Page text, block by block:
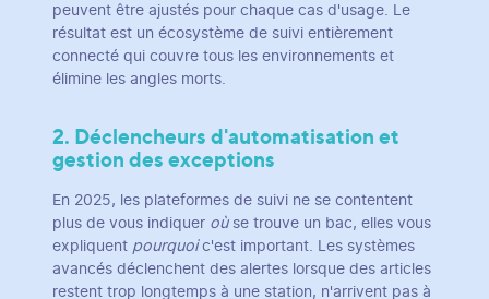
peuvent être ajustés pour chaque cas d'usage. Le
résultat est un écosystème de suivi entièrement
connecté qui couvre tous les environnements et
élimine les angles morts.
2. Déclencheurs d'automatisation et
gestion des exceptions
En 2025, les plateformes de suivi ne se contentent
plus de vous indiquer oùse trouve un bac, elles vous
expliquent pourquoic'est important. Les systèmes
avancés déclenchent des alertes lorsque des articles
restent trop longtemps à une station, n'arrivent pas à